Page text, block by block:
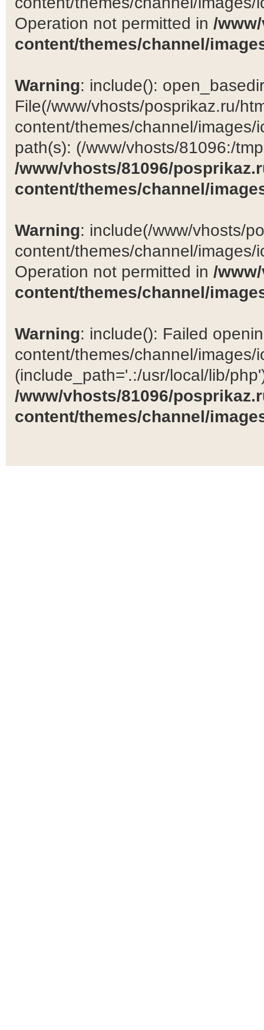
Operation not permitted in /
content/themes/channel/
Warning: include():
File(/www/vhosts/posprikaz.ru/
content/themes/channel/
path(s): (/www/vhosts/81096:/
/www/vhosts/81096/
content/themes/channel/
Warning: include(/www/vhosts/
content/themes/channel/
Operation not permitted in /
content/themes/channel/
Warning: include(): Failed
content/themes/channel/images/
(include_path='.:/usr/local/lib/
/www/vhosts/81096/
content/themes/channel/